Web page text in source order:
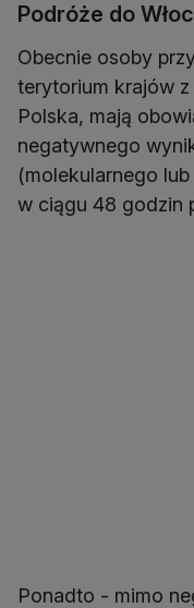
Podróże do
Obecnie osoby
terytorium krajów
Polska, mają
negatywnego
(molekularnego
w ciągu 48 godzin
Ponadto - mimo